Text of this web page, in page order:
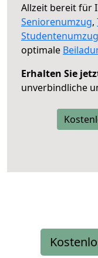
Allzeit bereit für
Seniorenumzug,
Studentenumzug
optimale
Erhalten Sie
unverbindliche